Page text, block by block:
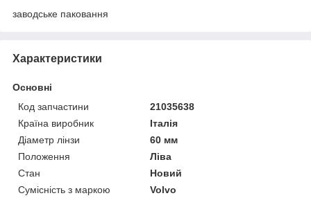
заводське паковання
Характеристики
Основні
Код запчастини
21035638
Країна виробник
Італія
Діаметр лінзи
60 мм
Положення
Ліва
Стан
Новий
Сумісність з маркою
Volvo